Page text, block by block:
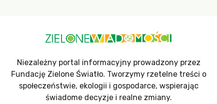
Niezależny portal informacyjny prowadzony przez
Fundację Zielone Światło. Tworzymy rzetelne treści o
społeczeństwie, ekologii i gospodarce, wspierając
świadome decyzje i realne zmiany.